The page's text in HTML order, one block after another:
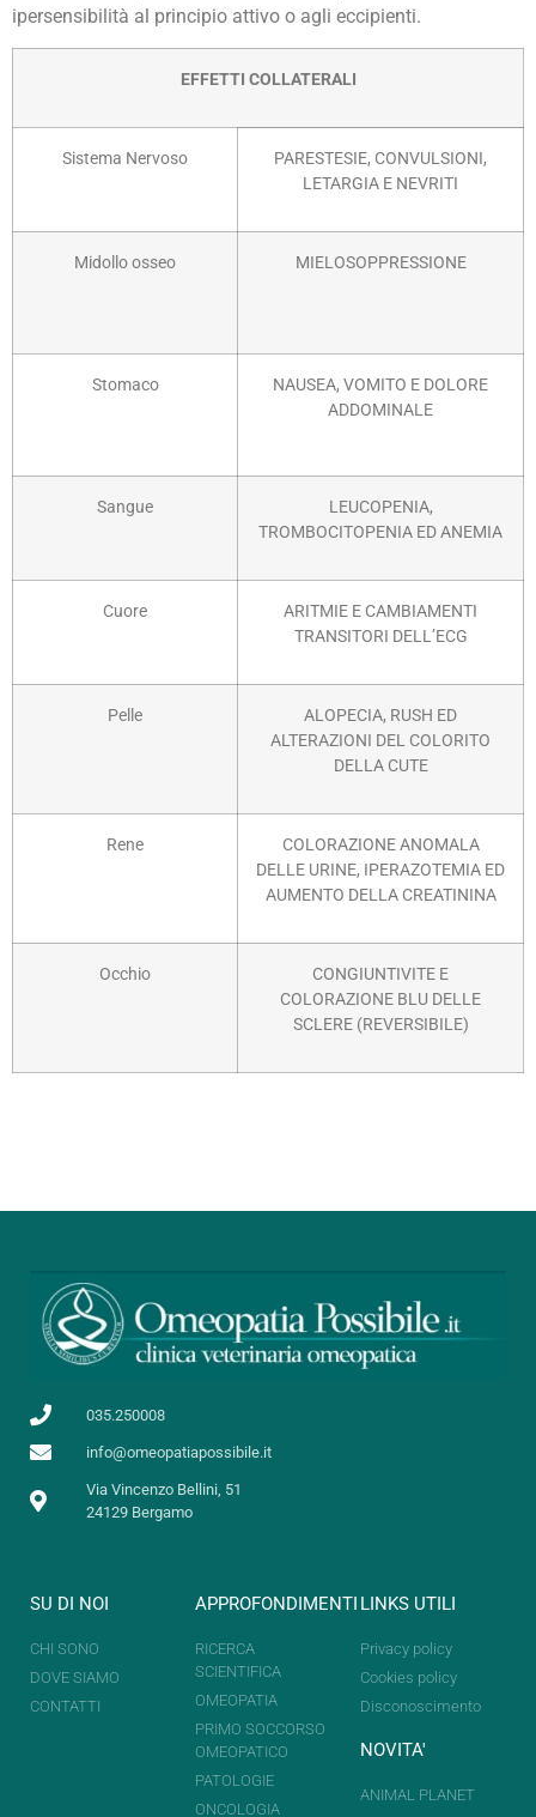
ipersensibilità al principio attivo o agli eccipienti.
EFFETTI COLLATERALI
Sistema Nervoso
PARESTESIE, CONVULSIONI,
LETARGIA E NEVRITI
Midollo osseo MIELOSOPPRESSIONE
Stomaco
NAUSEA, VOMITO E DOLORE
ADDOMINALE
Sangue
LEUCOPENIA,
TROMBOCITOPENIA ED ANEMIA
Cuore
ARITMIE E CAMBIAMENTI
TRANSITORI DELL’ECG
Pelle
ALOPECIA, RUSH ED
ALTERAZIONI DEL COLORITO
DELLA CUTE
Rene
COLORAZIONE ANOMALA
DELLE URINE, IPERAZOTEMIA ED
AUMENTO DELLA CREATININA
Occhio
CONGIUNTIVITE E
COLORAZIONE BLU DELLE
SCLERE (REVERSIBILE)
035.250008
info@omeopatiapossibile.it
Via Vincenzo Bellini, 51
24129 Bergamo
SU DI NOI
CHI SONO
DOVE SIAMO
CONTATTI
APPROFONDIMENTI
RICERCA
SCIENTIFICA
OMEOPATIA
PRIMO SOCCORSO
OMEOPATICO
PATOLOGIE
ONCOLOGIA
LINKS UTILI
Privacy policy
Cookies policy
Disconoscimento
NOVITA'
ANIMAL PLANET